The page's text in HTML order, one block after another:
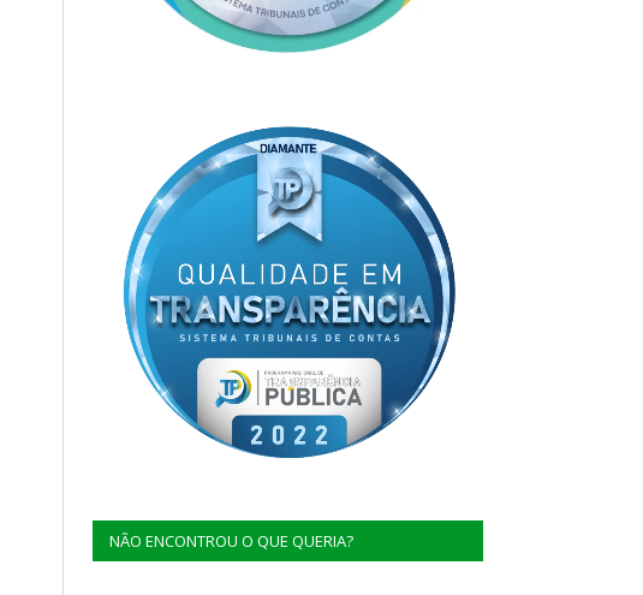
NÃO ENCONTROU O QUE QUERIA?